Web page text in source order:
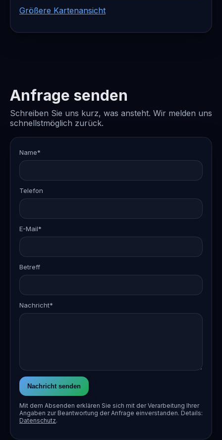
Größere Kartenansicht
Anfrage senden
Schreiben Sie uns kurz, was ansteht. Wir melden uns
schnellstmöglich zurück.
Name*
Telefon
E-Mail*
Betreff
Nachricht*
Nachricht senden
Mit dem Absenden erklären Sie sich mit der Verarbeitung Ihrer
Angaben zur Beantwortung der Anfrage einverstanden. Details:
Datenschutz.